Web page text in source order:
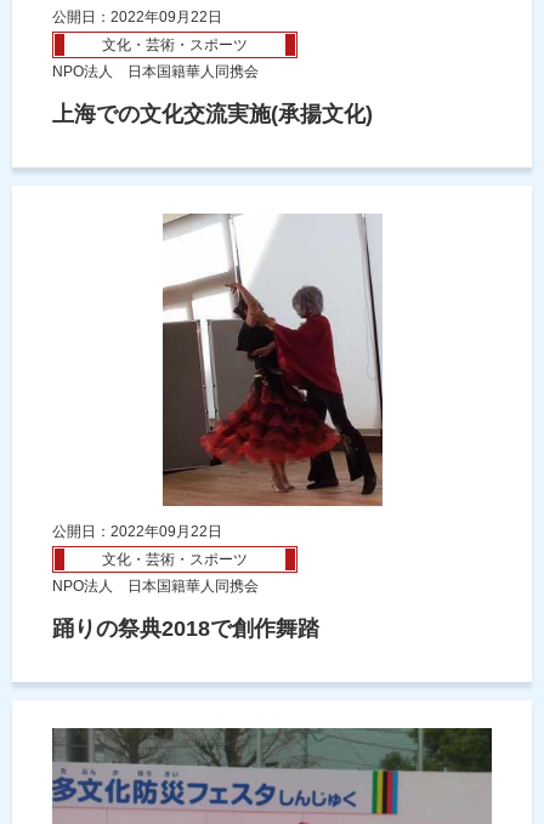
公開日：2022年09月22日
文化・芸術・スポーツ
NPO法人 日本国籍華人同携会
上海での文化交流実施(承揚文化)
公開日：2022年09月22日
文化・芸術・スポーツ
NPO法人 日本国籍華人同携会
踊りの祭典2018で創作舞踏